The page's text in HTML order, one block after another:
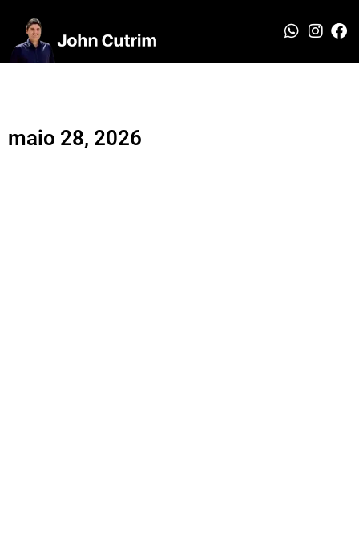
maio 28, 2026